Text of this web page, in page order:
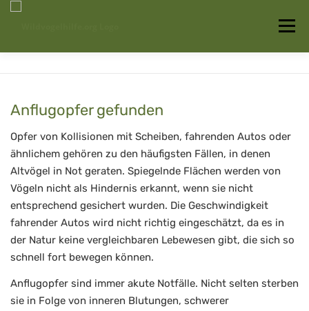
Menü
Auffangstationen
Anflugopfer gefunden
Opfer von Kollisionen mit Scheiben, fahrenden Autos oder
ähnlichem gehören zu den häufigsten Fällen, in denen
Altvögel in Not geraten. Spiegelnde Flächen werden von
Vögeln nicht als Hindernis erkannt, wenn sie nicht
entsprechend gesichert wurden. Die Geschwindigkeit
fahrender Autos wird nicht richtig eingeschätzt, da es in
der Natur keine vergleichbaren Lebewesen gibt, die sich so
schnell fort bewegen können.
Anflugopfer sind immer akute Notfälle. Nicht selten sterben
sie in Folge von inneren Blutungen, schwerer